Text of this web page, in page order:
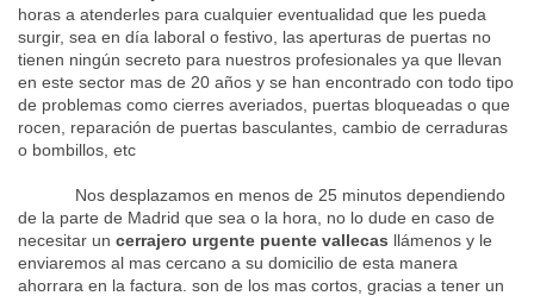
horas a atenderles para cualquier eventualidad que les pueda
surgir, sea en día laboral o festivo, las aperturas de puertas no
tienen ningún secreto para nuestros profesionales ya que llevan
en este sector mas de 20 años y se han encontrado con todo tipo
de problemas como cierres averiados, puertas bloqueadas o que
rocen, reparación de puertas basculantes, cambio de cerraduras
o bombillos, etc
Nos desplazamos en menos de 25 minutos dependiendo
de la parte de Madrid que sea o la hora, no lo dude en caso de
necesitar un cerrajero urgente puente vallecas llámenos y le
enviaremos al mas cercano a su domicilio de esta manera
ahorrara en la factura. son de los mas cortos, gracias a tener un